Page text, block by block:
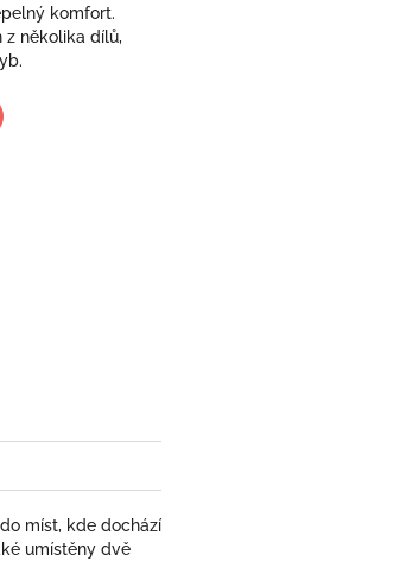
komfort.
z několika dílů,
míst, kde dochází
umístěny dvě